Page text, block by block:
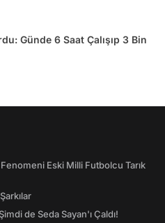
Günde 6 Saat Çalışıp 3 Bin
Eski Milli Futbolcu Tarık
de Seda Sayan'ı Çaldı!